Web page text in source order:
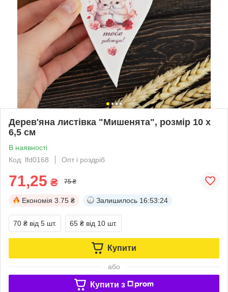
Дерев'яна листівка "Мишенята", розмір 10 х
6,5 см
В наявності
Код: lfd0168
Опт і роздріб
71,25 ₴ 75 ₴
Економія 3.75 ₴ Залишилось 16:53:24
70 ₴ від 5 шт. 65 ₴ від 10 шт.
Купити
або
Купити з